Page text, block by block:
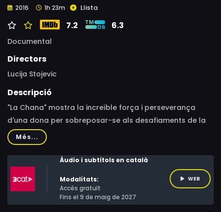
2016 1h 23m Llista
7.2 6.3
Documental
Directors
Lucija Stojevic
Descripció
"La Chana" mostra la increïble força i perseverança
d'una dona per sobreposar-se als desafiaments de la
seva vida malgrat tots els pronòstics.
Més...
Àudio i subtítols en català
Modalitats:
Accés gratuït
Fins el 9 de maig de 2027
WEB